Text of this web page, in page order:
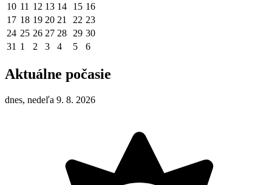
10 11 12 13 14 15 16
17 18 19 20 21 22 23
24 25 26 27 28 29 30
31 1 2 3 4 5 6
Aktuálne počasie
dnes, nedeľa 9. 8. 2026